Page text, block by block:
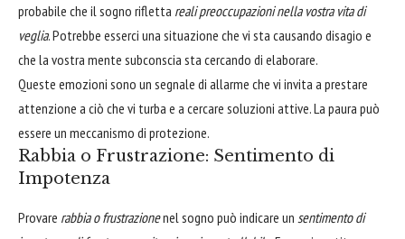
probabile che il sogno rifletta reali preoccupazioni nella vostra vita di
veglia. Potrebbe esserci una situazione che vi sta causando disagio e
che la vostra mente subconscia sta cercando di elaborare.
Queste emozioni sono un segnale di allarme che vi invita a prestare
attenzione a ciò che vi turba e a cercare soluzioni attive. La paura può
essere un meccanismo di protezione.
Rabbia o Frustrazione: Sentimento di
Impotenza
Provare rabbia o frustrazionenel sogno può indicare un sentimento di